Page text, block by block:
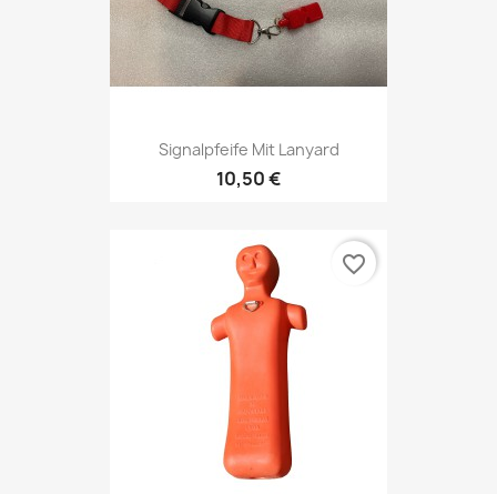
Signalpfeife Mit Lanyard
10,50 €
favorite_border